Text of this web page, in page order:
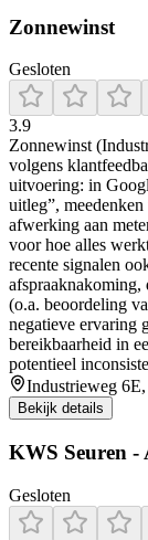
Zonnewinst
Gesloten
3.9
Zonnewinst
volgens
uitvoering: in
uitleg”,
afwerking aan
voor hoe alles
recente signalen
afspraaknakoming,
(o.a. beoordeling
negatieve ervaring
bereikbaarheid in
potentieel
Industrieweg
Bekijk details
KWS Seuren -
Gesloten